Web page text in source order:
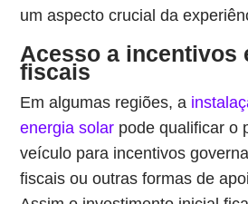
um aspecto crucial da
Acesso a incentivos
fiscais
Em algumas regiões, a
energia solar pode qualificar o
veículo para incentivos
fiscais ou outras formas de